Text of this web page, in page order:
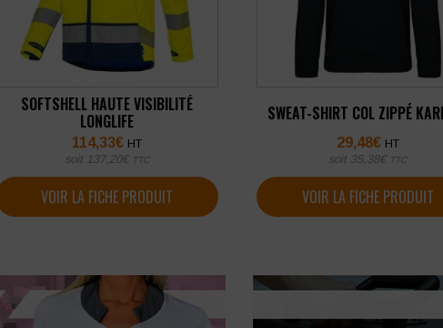
SOFTSHELL HAUTE VISIBILITÉ
LONGLIFE
114,33€ HT
soit 137,20€ TTC
VOIR LA FICHE PRODUIT
SWEAT-SHIRT COL ZIPPÉ
29,48€ HT
soit 35,38€ TTC
VOIR LA FICHE PRODUIT